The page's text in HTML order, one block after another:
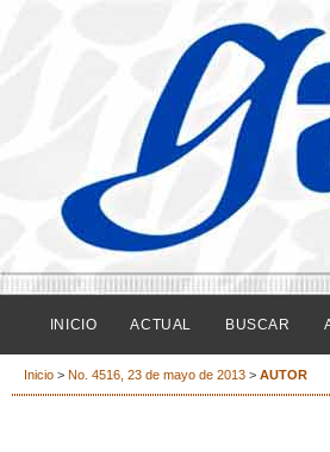
INICIO ACTUAL BUSCAR
Inicio > No. 4516, 23 de mayo de 2013 > AUTOR